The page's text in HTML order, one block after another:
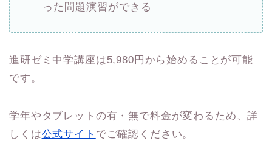
った問題演習ができる
進研ゼミ中学講座は5,980円から始めることが可能
です。
学年やタブレットの有・無で料金が変わるため、詳
しくは公式サイト でご確認ください。